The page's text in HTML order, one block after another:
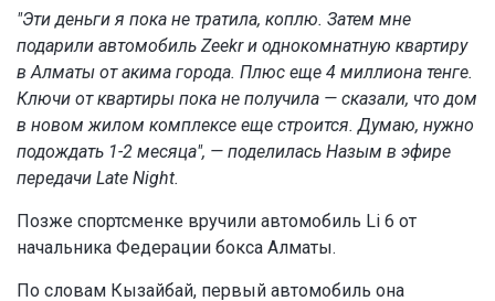
"Эти деньги я пока не тратила, коплю. Затем мне
подарили автомобиль Zeekr и однокомнатную квартиру
в Алматы от акима города. Плюс еще 4 миллиона тенге.
Ключи от квартиры пока не получила — сказали, что дом
в новом жилом комплексе еще строится. Думаю, нужно
подождать 1-2 месяца", — поделилась Назым в эфире
передачи Late Night.
Позже спортсменке вручили автомобиль Li 6 от
начальника Федерации бокса Алматы.
По словам Кызайбай, первый автомобиль она